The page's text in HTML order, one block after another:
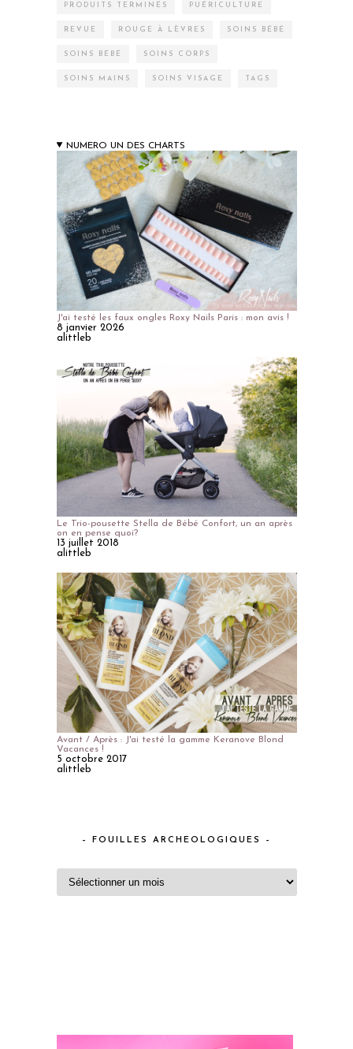
PRODUITS TERMINÉS PUÉRICULTURE
REVUE ROUGE À LÈVRES SOINS BÉBÉ
SOINS BÉBÉ SOINS CORPS
SOINS MAINS SOINS VISAGE TAGS
NUMERO UN DES CHARTS
J'ai testé les faux ongles Roxy Nails Paris : mon avis !
8 janvier 2026
alittleb
Le Trio-pousette Stella de Bébé Confort, un an après
on en pense quoi?
13 juillet 2018
alittleb
Avant / Après : J'ai testé la gamme Keranove Blond
Vacances !
5 octobre 2017
alittleb
– FOUILLES ARCHEOLOGIQUES –